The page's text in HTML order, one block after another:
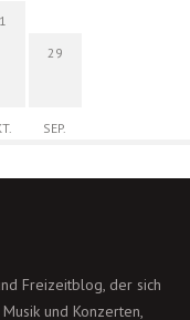
29
SEP.
Freizeitblog, der sich
und Konzerten,